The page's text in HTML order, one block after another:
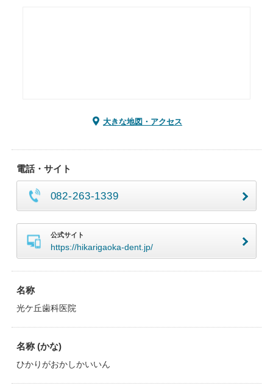
大きな地図・アクセス
電話・サイト
082-263-1339
公式サイト
https://hikarigaoka-dent.jp/
名称
光ケ丘歯科医院
名称 (かな)
ひかりがおかしかいいん